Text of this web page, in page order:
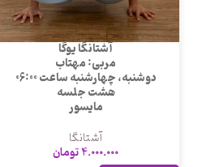
آشتانگا یوگا
مربی: مهتاب
دوشنبه، چهارشنبه ساعت 06:00
هشت جلسه
مایسور
آشتانگا
4.000.000تومان